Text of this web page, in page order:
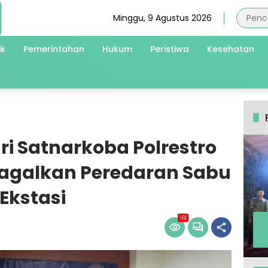
Minggu, 9 Agustus 2026
Pemerintahan Hukum Peristiwa Kesehatan
Satnarkoba Polrestro
Peredaran Sabu
161